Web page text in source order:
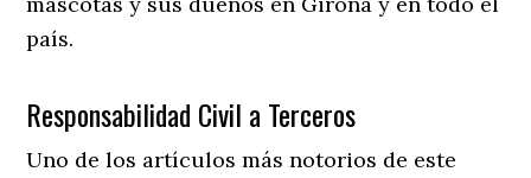
país.
Responsabilidad Civil a Terceros
Uno de los artículos más notorios de este